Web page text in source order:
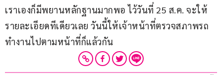
เราเองก็มีพยานหลักฐานมากพอ ไว้วันที่ 25 ส.ค. จะให้
รายละเอียดทีเดียวเลย วันนี้ให้เจ้าหน้าที่ตรวจสภาพรถ
ทำงานไปตามหน้าที่ก็แล้วกัน